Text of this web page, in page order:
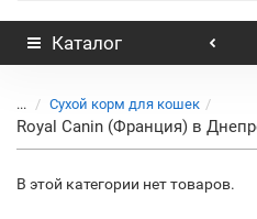
Каталог
... Сухой корм для кошек
Royal Canin (Франция) в
В этой категории нет товаров.